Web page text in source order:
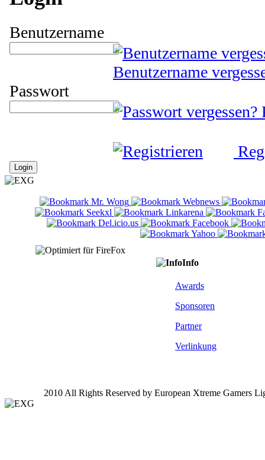
Benutzername
Benutzername
Passwort
Info
Awards
Sponsoren
Partner
Verlinkung
2010 All Rights Reserved by European Xtreme Gamers